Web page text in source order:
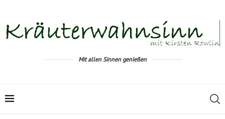
Mit allen Sinnen genießen